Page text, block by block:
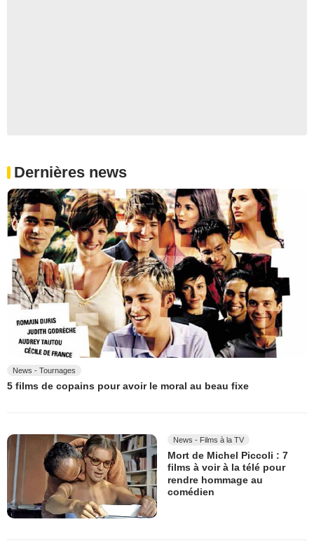
Dernières news
News - Tournages
5 films de copains pour avoir le moral au beau fixe
News - Films à la TV
Mort de Michel Piccoli : 7
films à voir à la télé pour
rendre hommage au
comédien